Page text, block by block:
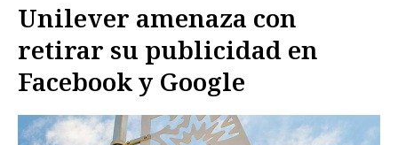
Unilever amenaza con
retirar su publicidad en
Facebook y Google